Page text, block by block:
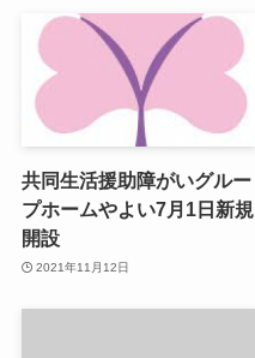
共同生活援助障がいグルー
プホームやよい7月1日新規
開設
2021年11月12日